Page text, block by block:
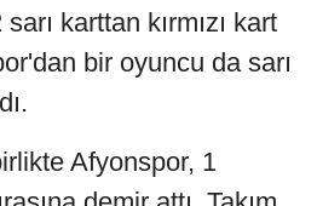
karttan kırmızı kart
bir oyuncu da sarı
Afyonspor, 1